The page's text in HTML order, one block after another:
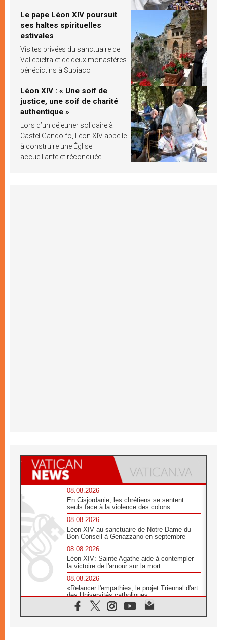
Le pape Léon XIV poursuit
ses haltes spirituelles
estivales
Visites privées du sanctuaire de
Vallepietra et de deux monastères
bénédictins à Subiaco
Léon XIV : « Une soif de
justice, une soif de charité
authentique »
Lors d’un déjeuner solidaire à
Castel Gandolfo, Léon XIV appelle
à construire une Église
accueillante et réconciliée
08.08.2026
En Cisjordanie, les chrétiens se sentent
seuls face à la violence des colons
08.08.2026
Léon XIV au sanctuaire de Notre Dame du
Bon Conseil à Genazzano en septembre
08.08.2026
Léon XIV: Sainte Agathe aide à contempler
la victoire de l'amour sur la mort
08.08.2026
«Relancer l'empathie», le projet Triennal d'art
des Universités catholiques
08.08.2026
Signis 2026, donner la parole aux religieuses